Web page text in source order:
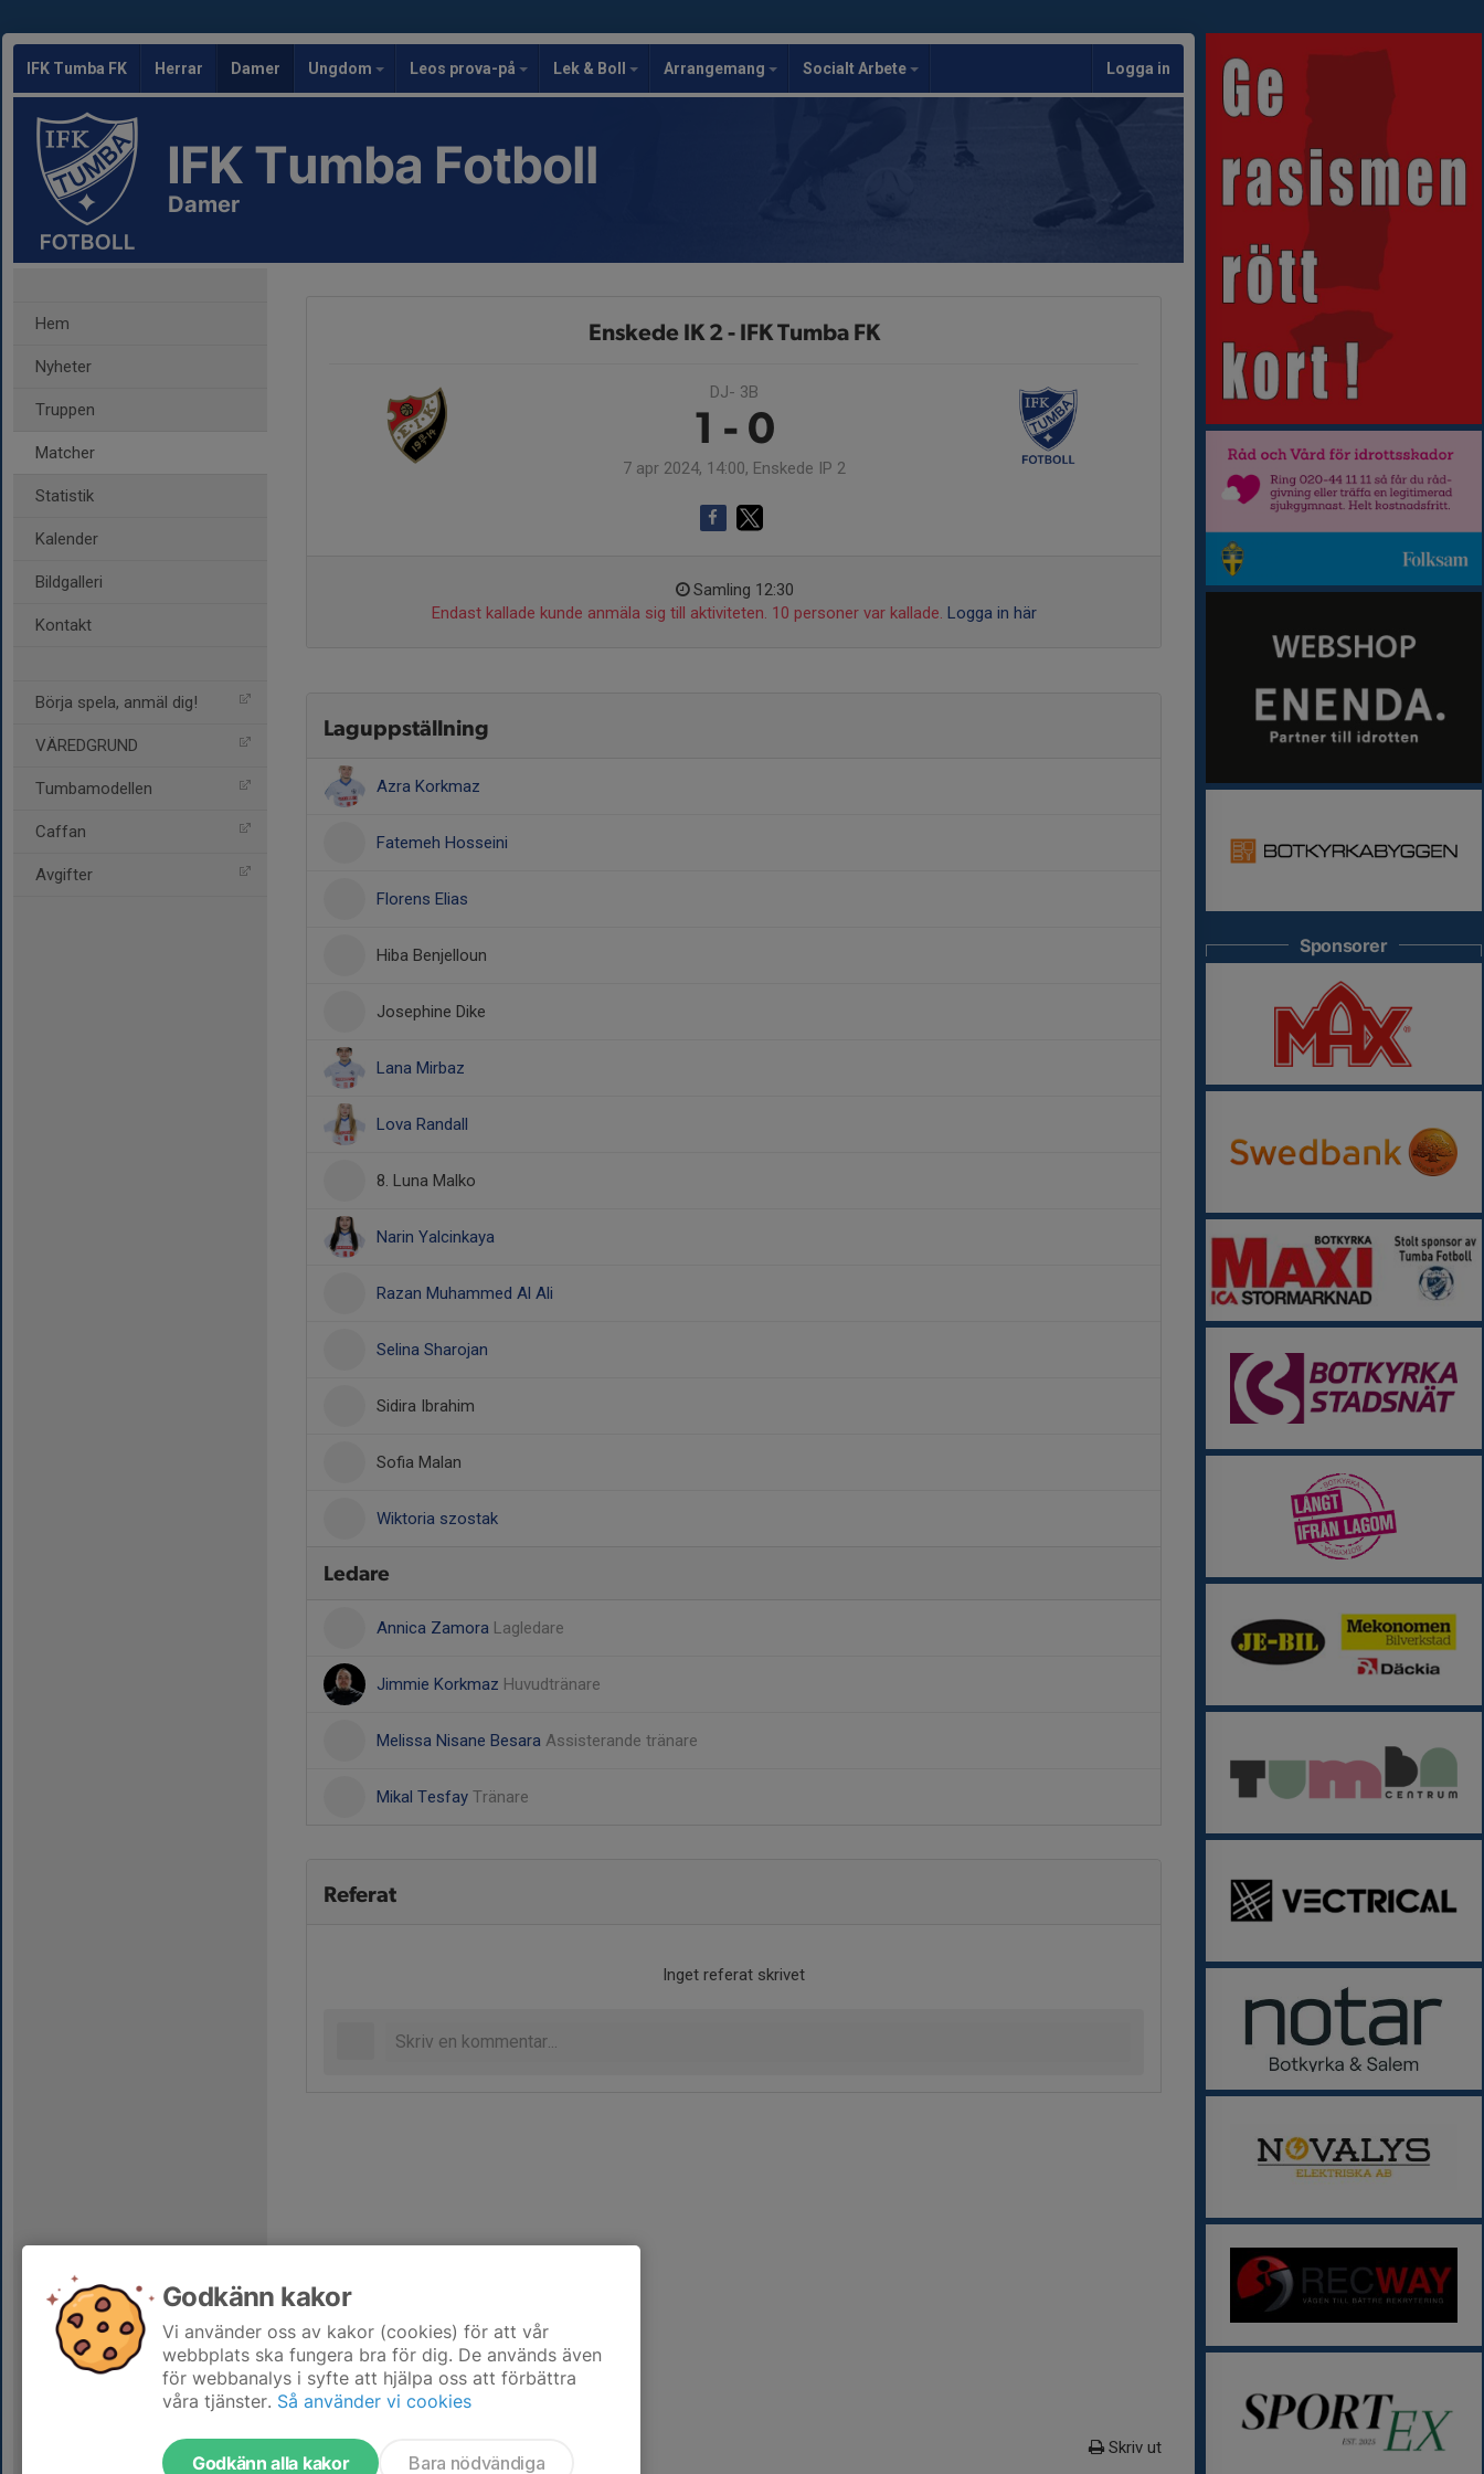
IFK Tumba FK Herrar Damer Ungdom Leos prova-på Lek & Boll Arrangemang Socialt Arbete Logga in
IFK Tumba Fotboll
Damer
Hem
Nyheter
Truppen
Matcher
Statistik
Kalender
Bildgalleri
Kontakt
Börja spela, anmäl dig!
VÄREDGRUND
Tumbamodellen
Caffan
Avgifter
Enskede IK 2 - IFK Tumba FK
DJ- 3B
1 - 0
7 apr 2024, 14:00, Enskede IP 2
Samling 12:30
Endast kallade kunde anmäla sig till aktiviteten. 10 personer var kallade. Logga in här
Laguppställning
Azra Korkmaz
Fatemeh Hosseini
Florens Elias
Hiba Benjelloun
Josephine Dike
Lana Mirbaz
Lova Randall
8. Luna Malko
Narin Yalcinkaya
Razan Muhammed Al Ali
Selina Sharojan
Sidira Ibrahim
Sofia Malan
Wiktoria szostak
Ledare
Annica Zamora Lagledare
Jimmie Korkmaz Huvudtränare
Melissa Nisane Besara Assisterande tränare
Mikal Tesfay Tränare
Referat
Inget referat skrivet
Skriv ut
Sponsorer
Godkänn kakor
Vi använder oss av kakor (cookies) för att vår
webbplats ska fungera bra för dig. De används även
för webbanalys i syfte att hjälpa oss att förbättra
våra tjänster. Så använder vi cookies
Godkänn alla kakor Bara nödvändiga